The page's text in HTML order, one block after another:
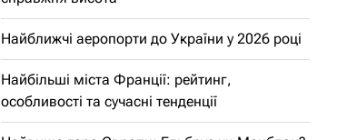
Найближчі аеропорти до України у 2026 році
Найбільші міста Франції: рейтинг,
особливості та сучасні тенденції